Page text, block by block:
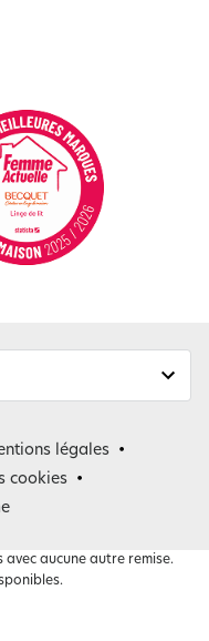
légales
cookies
avec aucune autre remise.